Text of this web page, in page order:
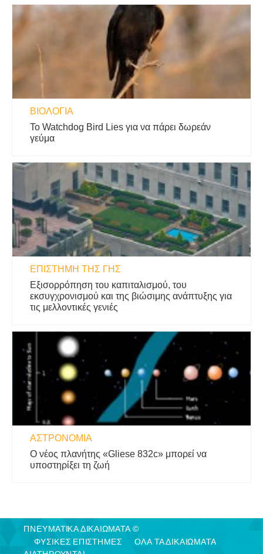
ΒΙΟΛΟΓΊΑ
Το Watchdog Bird Lies για να πάρει δωρεάν
γεύμα
ΕΠΙΣΤΉΜΗ ΤΗΣ ΓΗΣ
Εξισορρόπηση του καπιταλισμού, του
εκσυγχρονισμού και της βιώσιμης ανάπτυξης για
τις μελλοντικές γενιές
ΑΣΤΡΟΝΟΜΊΑ
Ο νέος πλανήτης «Gliese 832c» μπορεί να
υποστηρίξει τη ζωή
ΠΝΕΥΜΑΤΙΚΑ ΔΙΚΑΙΩΜΑΤΑ ©
ΦΥΣΙΚΈΣ ΕΠΙΣΤΉΜΕΣ
ΟΛΑ ΤΑ ΔΙΚΑΙΩΜΑΤΑ